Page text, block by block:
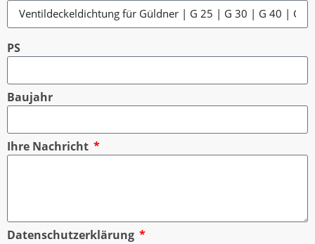
PS
Baujahr
Ihre Nachricht
Datenschutzerklärung